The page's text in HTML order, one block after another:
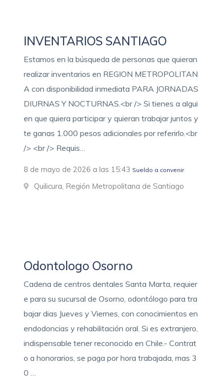
INVENTARIOS SANTIAGO
Estamos en la búsqueda de personas que quieran
realizar inventarios en REGION METROPOLITAN
A con disponibilidad inmediata PARA JORNADAS
DIURNAS Y NOCTURNAS.<br /> Si tienes a algui
en que quiera participar y quieran trabajar juntos y
te ganas 1.000 pesos adicionales por referirlo.<br
/> <br /> Requis…
8 de mayo de 2026 a las 15:43 Sueldo a convenir
Quilicura, Región Metropolitana de Santiago
Odontologo Osorno
Cadena de centros dentales Santa Marta, requier
e para su sucursal de Osorno, odontólogo para tra
bajar dias Jueves y Viernes, con conocimientos en
endodoncias y rehabilitación oral. Si es extranjero,
indispensable tener reconocido en Chile.- Contrat
o a honorarios, se paga por hora trabajada, mas 3
0 …